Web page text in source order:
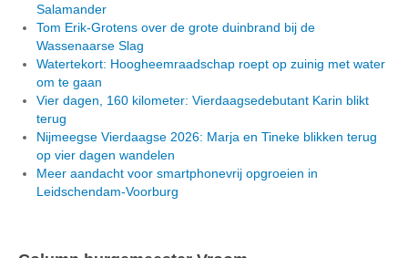
Salamander
Tom Erik-Grotens over de grote duinbrand bij de
Wassenaarse Slag
Watertekort: Hoogheemraadschap roept op zuinig met water
om te gaan
Vier dagen, 160 kilometer: Vierdaagsedebutant Karin blikt
terug
Nijmeegse Vierdaagse 2026: Marja en Tineke blikken terug
op vier dagen wandelen
Meer aandacht voor smartphonevrij opgroeien in
Leidschendam-Voorburg